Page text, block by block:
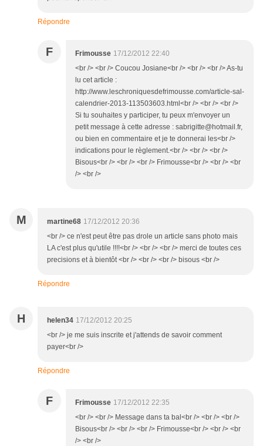
Répondre
F Frimousse 17/12/2012 22:40
<br /> <br /> Coucou Josiane<br /> <br /> <br /> As-tu
lu cet article :
http://www.leschroniquesdefrimousse.com/article-sal-
calendrier-2013-113503603.html<br /> <br /> <br />
Si tu souhaites y participer, tu peux m'envoyer un
petit message à cette adresse : sabrigitte@hotmail.fr,
ou bien en commentaire et je te donnerai les<br />
indications pour le règlement.<br /> <br /> <br />
Bisous<br /> <br /> <br /> Frimousse<br /> <br /> <br
/> <br />
M martine68 17/12/2012 20:36
<br /> ce n'est peut être pas drole un article sans photo mais
LA c'est plus qu'utile !!!!<br /> <br /> <br /> merci de toutes ces
precisions et à bientôt <br /> <br /> <br /> bisous <br />
Répondre
H helen34 17/12/2012 20:25
<br /> je me suis inscrite et j'attends de savoir comment
payer<br />
Répondre
F Frimousse 17/12/2012 22:35
<br /> <br /> Message dans ta bal<br /> <br /> <br />
Bisous<br /> <br /> <br /> Frimousse<br /> <br /> <br
/> <br />